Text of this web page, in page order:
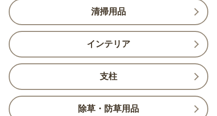
清掃用品
インテリア
支柱
除草・防草用品